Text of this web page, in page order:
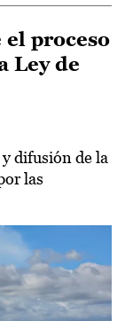
el proceso
Ley de
difusión de la
las